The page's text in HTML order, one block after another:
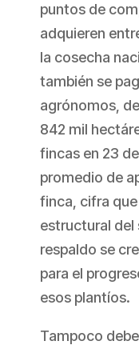
puntos de
adquieren
la cosecha
también se
agrónomos,
842 mil
fincas en 23
promedio de
finca, cifra
estructural del
respaldo se
para el
esos plantíos.
Tampoco